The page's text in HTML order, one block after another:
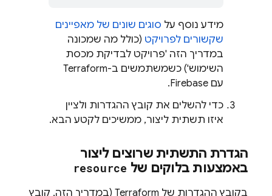
מידע נוסף על סוגים שונים של מאפיינים
שקשורים לפרויקט (כולל מה שמכונה
במדריך הזה 'פרויקט לבדיקת מכסת
השימוש') כשמשתמשים ב-Terraform
עם Firebase.
כדי להשלים את קובץ ההגדרות ולציין
איזו תשתית ליצור, ממשיכים לקטע הבא.
הגדרת התשתית שרוצים ליצור
באמצעות בלוקים של resource
בקובץ ההגדרות של Terraform (במדריך הזה, קובץ